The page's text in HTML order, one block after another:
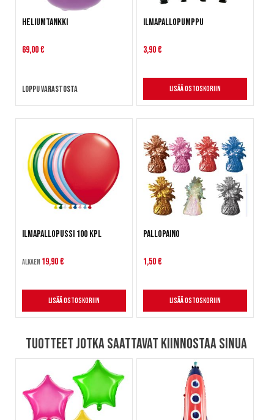
Heliumtankki
69,00 €
Loppu varastosta
Ilmapallopumppu
3,90 €
Lisää ostoskoriin
Ilmapallopussi 100 kpl
Alkaen 19,90 €
Lisää ostoskoriin
Pallopaino
1,50 €
Lisää ostoskoriin
Tuotteet jotka saattavat kiinnostaa sinua